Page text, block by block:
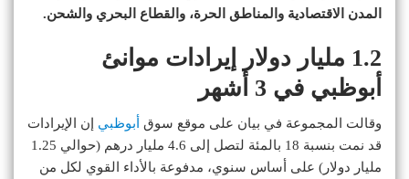
المدن الاقتصادية والمناطق الحرة، والقطاع البحري والشحن.
1.2 مليار دولار إيرادات موانئ
أبوظبي في 3 أشهر
وقالت المجموعة في بيان على موقع سوق أبوظبي
إن الإيرادات
قد نمت بنسبة 18 بالمئة لتصل إلى 4.6 مليار درهم (حوالي 1.25
مليار دولار) على أساس سنوي، مدفوعة بالأداء القوي لكل من